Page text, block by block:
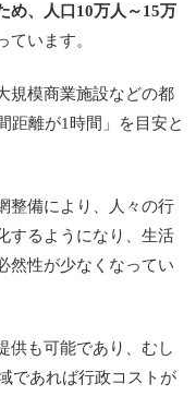
め、人口10万人～15万
ています。
規模商業施設などの都
距離が1時間」を目安と
整備により、人々の行
するようになり、生活
然性が少なくなってい
供も可能であり、むし
であれば行政コストが